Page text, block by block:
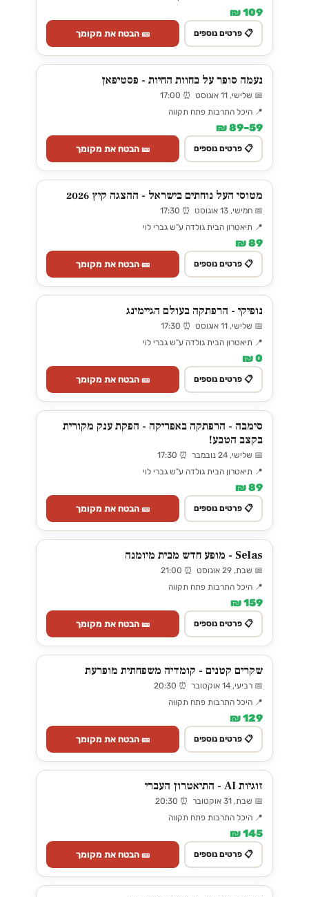
109 ₪
📋 פרטים נוספים 🎫 הבטח את מקומך
נעמה סופר על בחוות החיות - פסטיפאן
📅 שלישי, 11 אוגוסט ⏰ 17:00
📍 היכל התרבות פתח תקווה
59–89 ₪
📋 פרטים נוספים 🎫 הבטח את מקומך
מטוסי העל נוחתים בישראל - ההצגה קיץ 2026
📅 חמישי, 13 אוגוסט ⏰ 17:30
📍 תיאטרון הבית גולדה ע"ש גברי לוי
89 ₪
📋 פרטים נוספים 🎫 הבטח את מקומך
נופיקי - הרפתקה בעולם הגיימינג
📅 שלישי, 11 אוגוסט ⏰ 17:30
📍 תיאטרון הבית גולדה ע"ש גברי לוי
0 ₪
📋 פרטים נוספים 🎫 הבטח את מקומך
סימבה - הרפתקה באפריקה - הפקת ענק מקורית
בקצב הטבע!
📅 שלישי, 24 נובמבר ⏰ 17:30
📍 תיאטרון הבית גולדה ע"ש גברי לוי
89 ₪
📋 פרטים נוספים 🎫 הבטח את מקומך
Selas - מופע חדש מבית מיומנה
📅 שבת, 29 אוגוסט ⏰ 21:00
📍 היכל התרבות פתח תקווה
159 ₪
📋 פרטים נוספים 🎫 הבטח את מקומך
שקרים קטנים - קומדיה משפחתית מופרעת
📅 רביעי, 14 אוקטובר ⏰ 20:30
📍 היכל התרבות פתח תקווה
129 ₪
📋 פרטים נוספים 🎫 הבטח את מקומך
זוגיות AI - התיאטרון העברי
📅 שבת, 31 אוקטובר ⏰ 20:30
📍 היכל התרבות פתח תקווה
145 ₪
📋 פרטים נוספים 🎫 הבטח את מקומך